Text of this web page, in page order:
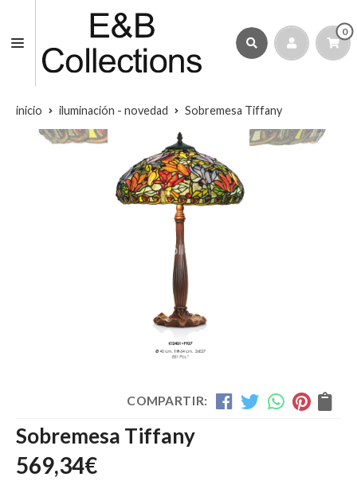
0
inicio iluminación - novedad Sobremesa Tiffany
COMPARTIR:
Sobremesa Tiffany
569,34€